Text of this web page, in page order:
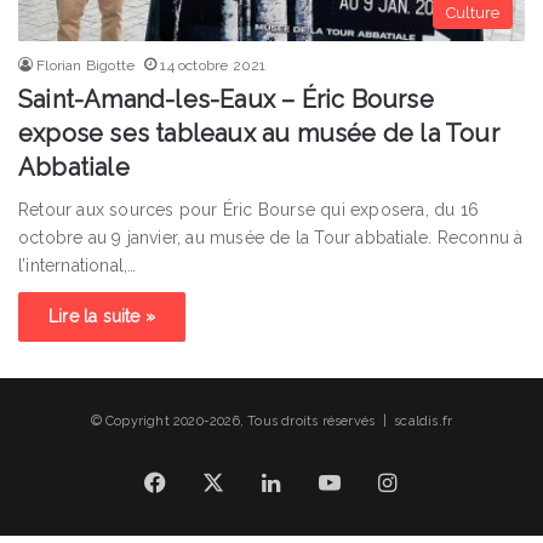
Culture
Florian Bigotte 14 octobre 2021
Saint-Amand-les-Eaux – Éric Bourse
expose ses tableaux au musée de la Tour
Abbatiale
Retour aux sources pour Éric Bourse qui exposera, du 16
octobre au 9 janvier, au musée de la Tour abbatiale. Reconnu à
l’international,…
Lire la suite »
© Copyright 2020-2026, Tous droits réservés | scaldis.fr
Facebook LinkedinYouTubeInstagram